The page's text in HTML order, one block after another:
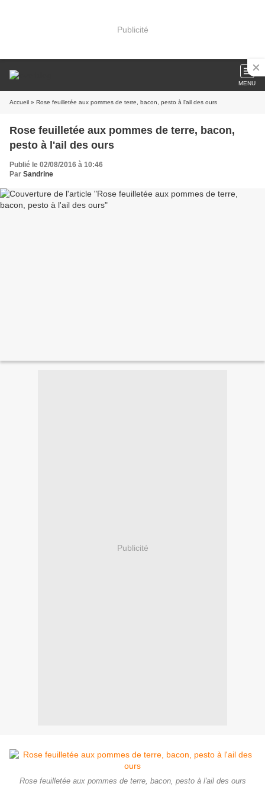
Publicité
MENU
Accueil » Rose feuilletée aux pommes de terre, bacon, pesto à l'ail des ours
Rose feuilletée aux pommes de terre, bacon,
pesto à l'ail des ours
Publié le 02/08/2016 à 10:46
Par Sandrine
Publicité
Rose feuilletée aux pommes de terre, bacon, pesto à l'ail des ours